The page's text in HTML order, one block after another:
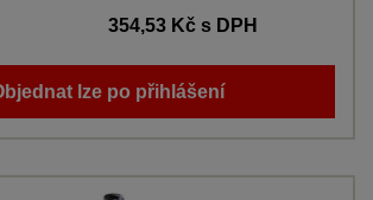
354,53 Kčs DPH
lze po přihlášení